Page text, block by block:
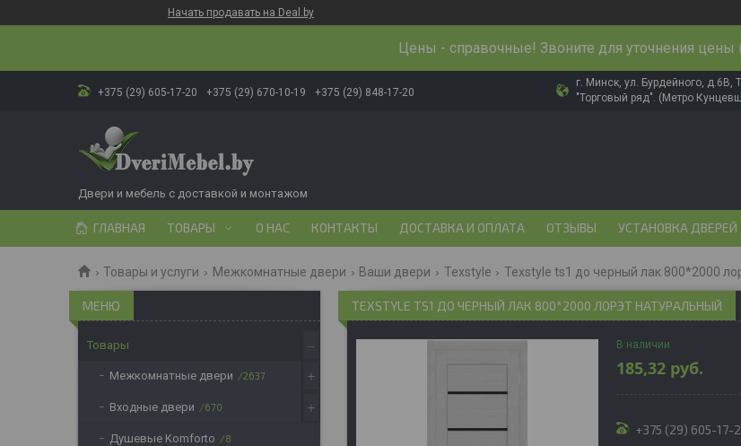
Начать продавать на Deal.by
Цены - справочные! Звоните для уточнения цены
+375 (29) 605-17-20 +375 (29) 670-10-19 +375 (29) 848-17-20
г. Минск, ул. Бурдейного,
"Торговый ряд". (Метро
Двери и мебель с доставкой и монтажом
ГЛАВНАЯ ТОВАРЫ О НАС КОНТАКТЫ ДОСТАВКА И ОПЛАТА ОТЗЫВЫ УСТАНОВКА ДВЕРЕЙ
Товары и услуги Межкомнатные двери Ваши двери Texstyle Texstyle ts1 до черный лак 800*2000
TEXSTYLE TS1 ДО ЧЕРНЫЙ ЛАК 800*2000 ЛОРЭТ НАТУРАЛЬНЫЙ
В наличии
185,32 руб.
+375 (29) 605-17-
Товары
Межкомнатные двери 2637
Входные двери 670
Душевые Komforto 8